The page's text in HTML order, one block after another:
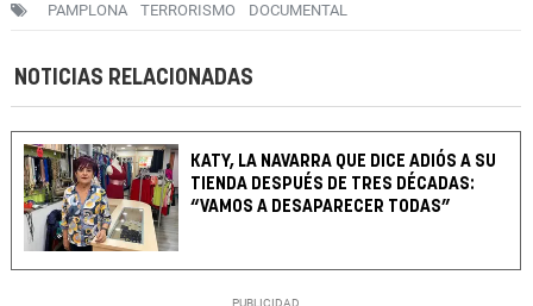
PAMPLONA TERRORISMO DOCUMENTAL
NOTICIAS RELACIONADAS
KATY, LA NAVARRA QUE DICE ADIÓS A SU
TIENDA DESPUÉS DE TRES DÉCADAS:
“VAMOS A DESAPARECER TODAS”